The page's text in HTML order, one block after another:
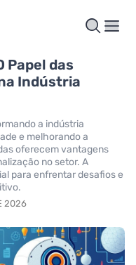
Papel das
Indústria
a indústria
e melhorando a
oferecem vantagens
no setor. A
para enfrentar desafios e
2026